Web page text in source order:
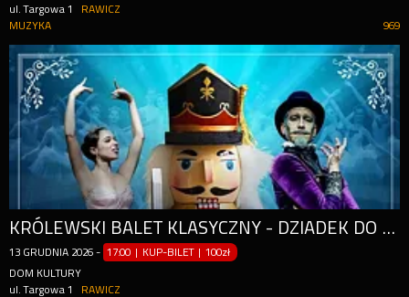
ul. Targowa 1
RAWICZ
969
MUZYKA
KRÓLEWSKI BALET KLASYCZNY - DZIADEK DO ORZECHÓW
13 GRUDNIA 2026 - 17:00 | KUP-BILET |100zł
DOM KULTURY
ul. Targowa 1
RAWICZ